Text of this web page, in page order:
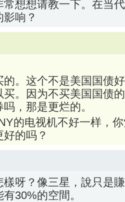
常想想请教一下。在当
响？
的。这个不是美国国债
买。因为不买美国国债
，那是更烂的。
的电视机不好一样，
的吗？
樣呀？像三星，說只是
30%的空間。